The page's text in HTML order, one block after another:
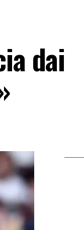
dai